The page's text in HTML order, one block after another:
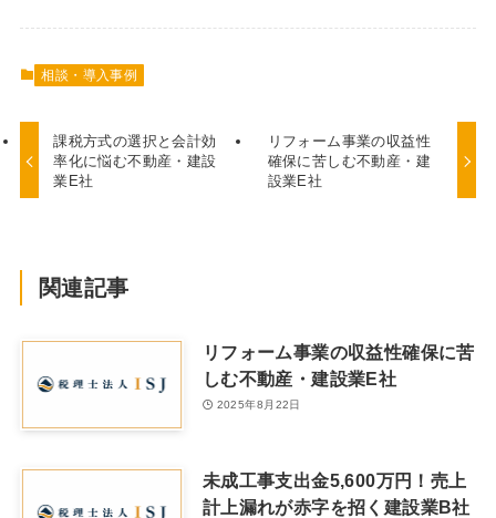
相談・導入事例
課税方式の選択と会計効
率化に悩む不動産・建設
業E社
リフォーム事業の収益性
確保に苦しむ不動産・建
設業E社
関連記事
リフォーム事業の収益性確保に苦
しむ不動産・建設業E社
2025年8月22日
未成工事支出金5,600万円！売上
計上漏れが赤字を招く建設業B社